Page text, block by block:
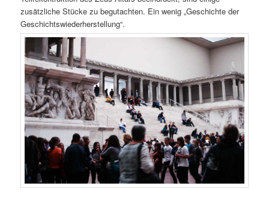
zusätzliche Stücke zu begutachten. Ein wenig „Geschichte der
Geschichtswiederherstellung“.